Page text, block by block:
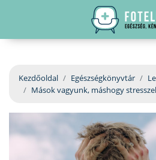
EGÉSZSÉGKÖNYVTÁR
BETEGSÉGKALAUZ
ÜGYELETKERESŐ
ORVOS VÁLASZOL
hirdetés
Kezdőoldal Egészségkönyvtár
Mások vagyunk, máshogy